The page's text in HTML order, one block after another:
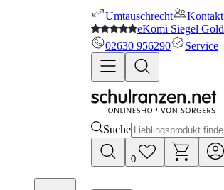
Umtauschrecht
Kontakt
eKomi Siegel Gold
02630 956290
Service
Suche
0